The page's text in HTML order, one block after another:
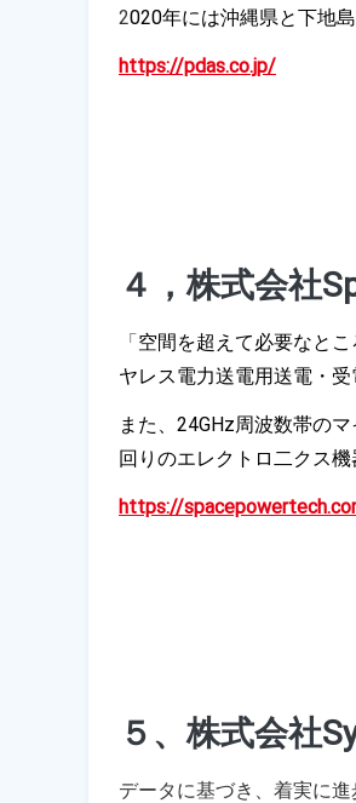
2020年には沖縄県と下地
https://pdas.co.jp/
４，株式会社
「空間を超えて必要なと
ヤレス電力送電用送電・
また、24GHz周波数帯の
回りのエレクトロ二クス
https://
５、株式会社
データに基づき、着実に